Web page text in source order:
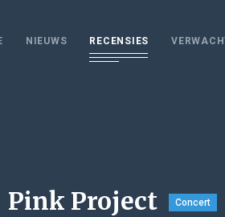
NIEUWS RECENSIES
Pink Project Concert